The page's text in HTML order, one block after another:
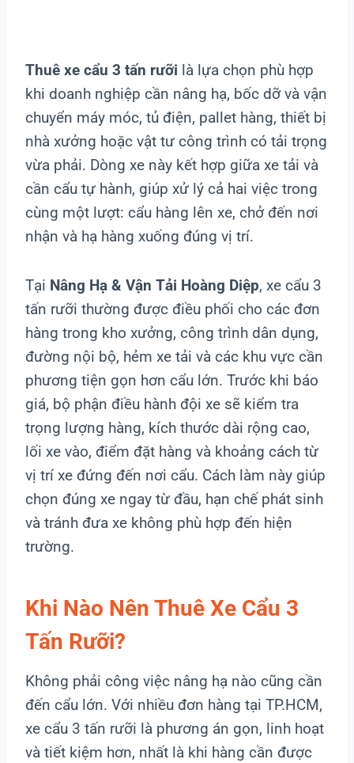
Thuê xe cẩu 3 tấn rưỡi là lựa chọn phù hợp
khi doanh nghiệp cần nâng hạ, bốc dỡ và vận
chuyển máy móc, tủ điện, pallet hàng, thiết bị
nhà xưởng hoặc vật tư công trình có tải trọng
vừa phải. Dòng xe này kết hợp giữa xe tải và
cần cẩu tự hành, giúp xử lý cả hai việc trong
cùng một lượt: cẩu hàng lên xe, chở đến nơi
nhận và hạ hàng xuống đúng vị trí.
Tại Nâng Hạ & Vận Tải Hoàng Diệp, xe cẩu 3
tấn rưỡi thường được điều phối cho các đơn
hàng trong kho xưởng, công trình dân dụng,
đường nội bộ, hẻm xe tải và các khu vực cần
phương tiện gọn hơn cẩu lớn. Trước khi báo
giá, bộ phận điều hành đội xe sẽ kiểm tra
trọng lượng hàng, kích thước dài rộng cao,
lối xe vào, điểm đặt hàng và khoảng cách từ
vị trí xe đứng đến nơi cẩu. Cách làm này giúp
chọn đúng xe ngay từ đầu, hạn chế phát sinh
và tránh đưa xe không phù hợp đến hiện
trường.
Khi Nào Nên Thuê Xe Cẩu 3
Tấn Rưỡi?
Không phải công việc nâng hạ nào cũng cần
đến cẩu lớn. Với nhiều đơn hàng tại TP.HCM,
xe cẩu 3 tấn rưỡi là phương án gọn, linh hoạt
và tiết kiệm hơn, nhất là khi hàng cần được